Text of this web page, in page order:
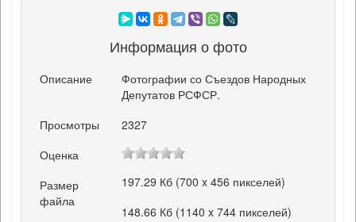
Информация о фото
Описание
Фотографии со Съездов Народных
Депутатов РСФСР.
Просмотры
2327
Оценка
Размер
файла
197.29 Кб (700 x 456 пикселей)
148.66 Кб (1140 x 744 пикселей)